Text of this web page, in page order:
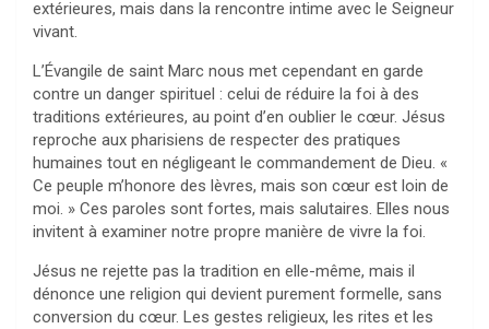
extérieures, mais dans la rencontre intime avec le Seigneur
vivant.
L’Évangile de saint Marc nous met cependant en garde
contre un danger spirituel : celui de réduire la foi à des
traditions extérieures, au point d’en oublier le cœur. Jésus
reproche aux pharisiens de respecter des pratiques
humaines tout en négligeant le commandement de Dieu. «
Ce peuple m’honore des lèvres, mais son cœur est loin de
moi. » Ces paroles sont fortes, mais salutaires. Elles nous
invitent à examiner notre propre manière de vivre la foi.
Jésus ne rejette pas la tradition en elle-même, mais il
dénonce une religion qui devient purement formelle, sans
conversion du cœur. Les gestes religieux, les rites et les